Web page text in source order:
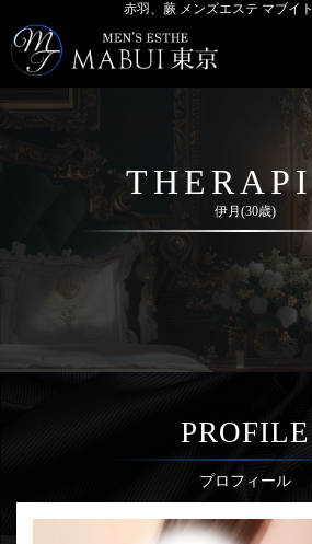
赤羽、蕨 メンズエステ マブイ
伊月(30歳)
PROFILE
プロフィール